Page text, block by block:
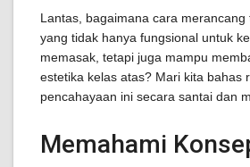
Lantas, bagaimana cara
yang tidak hanya fungsional untuk
memasak, tetapi juga mampu
estetika kelas atas? Mari kita bahas
pencahayaan ini secara santai dan
Memahami